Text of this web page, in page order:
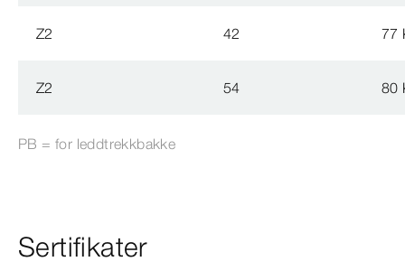
Z2 42 77
Z2 54 80
PB = for leddtrekkbakke
Sertifikater